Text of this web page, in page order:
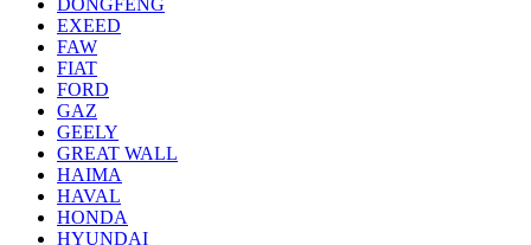
DONGFENG
EXEED
FAW
FIAT
FORD
GAZ
GEELY
GREAT WALL
HAIMA
HAVAL
HONDA
HYUNDAI